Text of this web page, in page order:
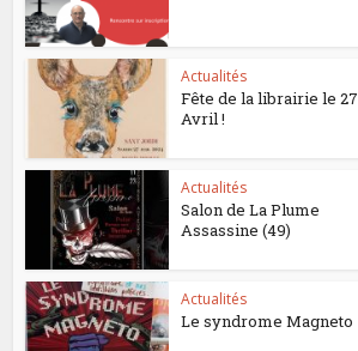
Actualités
Fête de la librairie le 27
Avril !
Actualités
Salon de La Plume
Assassine (49)
Actualités
Le syndrome Magneto